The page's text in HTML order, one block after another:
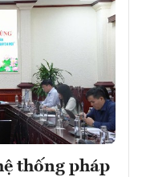
thống pháp